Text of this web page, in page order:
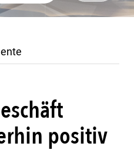
positiv